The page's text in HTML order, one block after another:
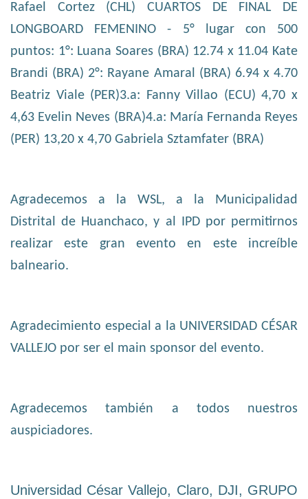
Rafael Cortez (CHL) CUARTOS DE FINAL DE
LONGBOARD FEMENINO - 5° lugar con 500
puntos: 1°: Luana Soares (BRA) 12.74 x 11.04 Kate
Brandi (BRA) 2°: Rayane Amaral (BRA) 6.94 x 4.70
Beatriz Viale (PER)3.a: Fanny Villao (ECU) 4,70 x
4,63 Evelin Neves (BRA)4.a: María Fernanda Reyes
(PER) 13,20 x 4,70 Gabriela Sztamfater (BRA)
Agradecemos a la WSL, a la Municipalidad
Distrital de Huanchaco, y al IPD por permitirnos
realizar este gran evento en este increíble
balneario.
Agradecimiento especial a la UNIVERSIDAD CÉSAR
VALLEJO por ser el main sponsor del evento.
Agradecemos también a todos nuestros
auspiciadores.
Universidad César Vallejo, Claro, DJI, GRUPO